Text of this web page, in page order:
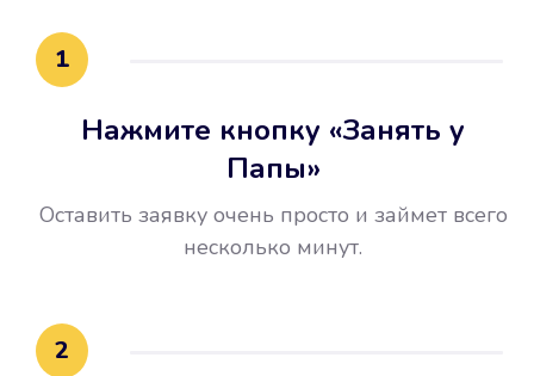
1
Нажмите кнопку «Занять у
Папы»
Оставить заявку очень просто и займет всего
несколько минут.
2